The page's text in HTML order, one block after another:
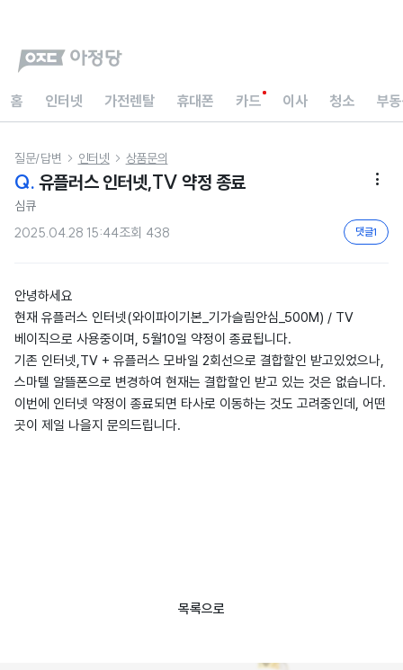
홈 인터넷 가전렌탈 휴대폰 카드 이사 청소 부
질문/답변  인터넷  상품문의
Q. 유플러스 인터넷,TV 약정 종료 
심큐
2025.04.28 15:44조회 438 댓글1
안녕하세요
현재 유플러스 인터넷(와이파이기본_기가슬림안심_500M) / TV
베이직으로 사용중이며, 5월10일 약정이 종료됩니다.
기존 인터넷,TV + 유플러스 모바일 2회선으로 결합할인 받고있었으나,
스마텔 알뜰폰으로 변경하여 현재는 결합할인 받고 있는 것은 없습니다.
이번에 인터넷 약정이 종료되면 타사로 이동하는 것도 고려중인데, 어떤
곳이 제일 나을지 문의드립니다.
목록으로